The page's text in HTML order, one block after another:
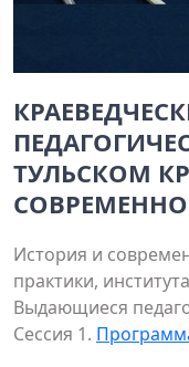
ТУЛЬСКОМ
История и
практики,
Выдающиеся
Сессия 1.